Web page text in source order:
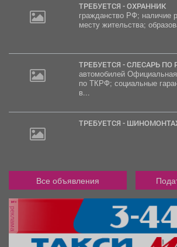
ТРЕБУЕТСЯ - ОХРАННИК
гражданство РФ; наличие регистрации по
месту
ТРЕБУЕТСЯ - СЛЕСАРЬ
автомобилей
по ТКРФ; социальные
в...
ТРЕБУЕТСЯ -
Все объявления
реклама